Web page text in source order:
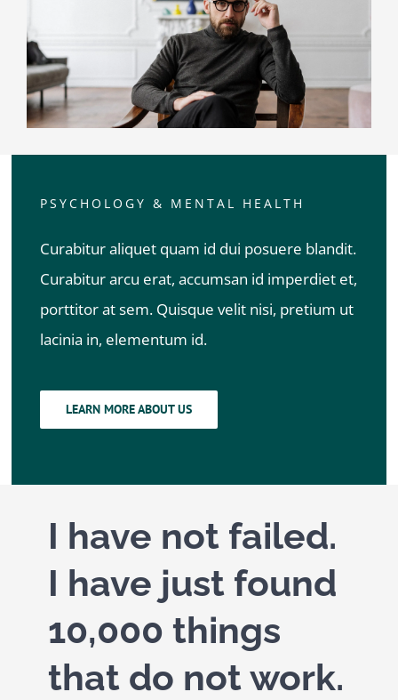
PSYCHOLOGY & MENTAL HEALTH
Curabitur aliquet quam id dui posuere blandit.
Curabitur arcu erat, accumsan id imperdiet et,
porttitor at sem. Quisque velit nisi, pretium ut
lacinia in, elementum id.
LEARN MORE ABOUT US
I have not failed.
I have just found
10,000 things
that do not work.